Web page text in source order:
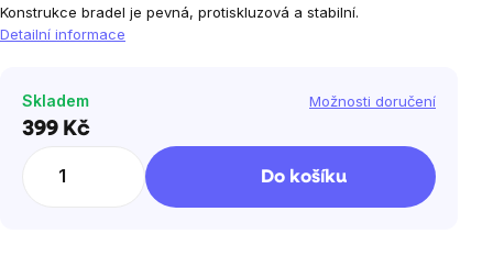
Konstrukce bradel je pevná, protiskluzová a stabilní.
Detailní informace
Skladem Možnosti doručení
399 Kč
Do košíku